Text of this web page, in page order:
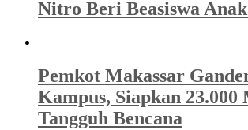
Nitro Beri Beasiswa
Pemkot Makassar
Kampus, Siapkan 23.000
Tangguh Bencana